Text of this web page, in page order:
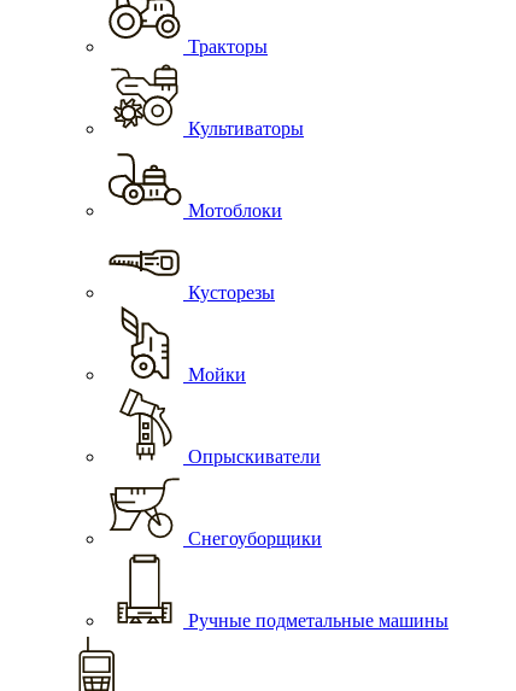
Тракторы
Культиваторы
Мотоблоки
Кусторезы
Мойки
Опрыскиватели
Снегоуборщики
Ручные подметальные машины